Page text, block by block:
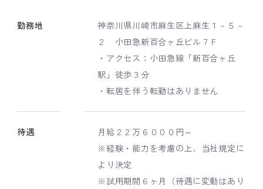
勤務地
神奈川県川崎市麻生区上麻生１－５－
２ 小田急新百合ヶ丘ビル７Ｆ
・アクセス：小田急線「新百合ヶ丘
駅」徒歩３分
・転居を伴う転勤はありません
待遇
月給２２万６０００円～
※経験・能力を考慮の上、当社規定に
より決定
※試用期間６ヶ月（待遇に変動はあり